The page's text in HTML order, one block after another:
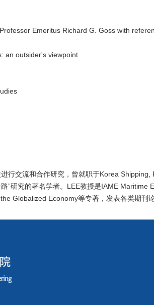
Emeritus Richard G. Goss with
an outsider's viewpoint
行交流和合作研究，曾就职于Korea
”研究的著名学者。LEE教授是IAME
Globalized Economy等专著，发表各类期刊论